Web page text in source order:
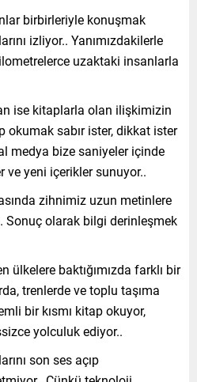
birbirleriyle konuşmak
izliyor.. Yanımızdakilerle
uzaktaki insanlarla
ise kitaplarla olan ilişkimizin
okumak sabır ister, dikkat ister
medya bize saniyeler içinde
ve yeni içerikler sunuyor..
zihnimiz uzun metinlere
Sonuç olarak bilgi derinleşmek
ülkelere baktığımızda farklı bir
trenlerde ve toplu taşıma
bir kısmı kitap okuyor,
yolculuk ediyor..
son ses açıp